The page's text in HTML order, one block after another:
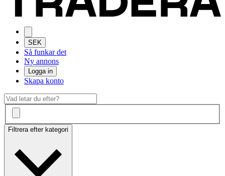
SEK
Så funkar det
Ny annons
Logga in
Skapa konto
Filtrera efter kategori